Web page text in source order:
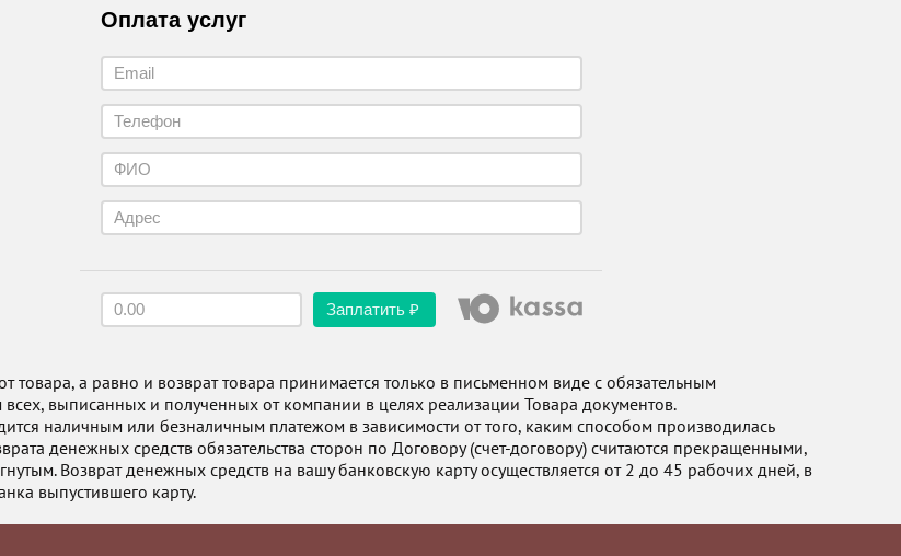
Оплата услуг
Заплатить ₽
товара, а равно и возврат товара принимается только в письменном виде с обязательным
всех, выписанных и полученных от компании в целях реализации Товара документов.
наличным или безналичным платежом в зависимости от того, каким способом производилась
денежных средств обязательства сторон по Договору (счет-договору) считаются прекращенными,
Возврат денежных средств на вашу банковскую карту осуществляется от 2 до 45 рабочих дней, в
выпустившего карту.